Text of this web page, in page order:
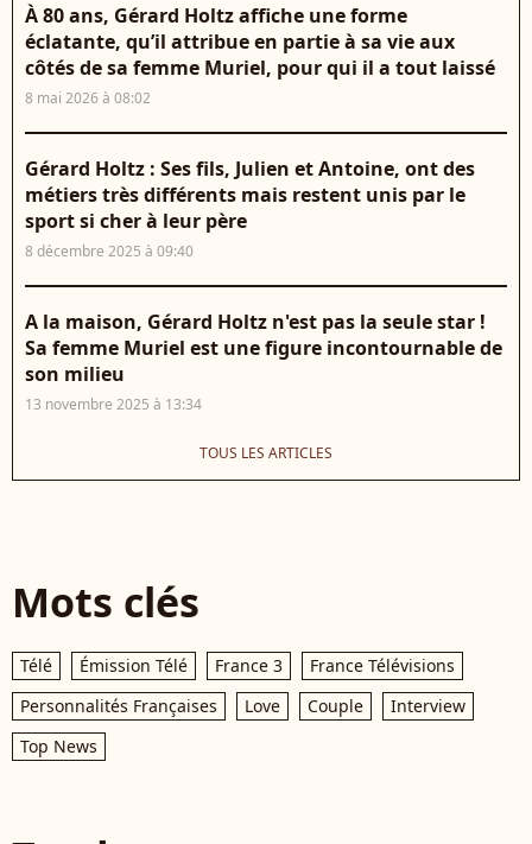
À 80 ans, Gérard Holtz affiche une forme
éclatante, qu’il attribue en partie à sa vie aux
côtés de sa femme Muriel, pour qui il a tout laissé
8 mai 2026 à 08:02
Gérard Holtz : Ses fils, Julien et Antoine, ont des
métiers très différents mais restent unis par le
sport si cher à leur père
8 décembre 2025 à 09:40
A la maison, Gérard Holtz n'est pas la seule star !
Sa femme Muriel est une figure incontournable de
son milieu
13 novembre 2025 à 13:34
TOUS LES ARTICLES
Mots clés
Télé Émission Télé France 3
France Télévisions
Personnalités Françaises
Love Couple
Interview
Top News